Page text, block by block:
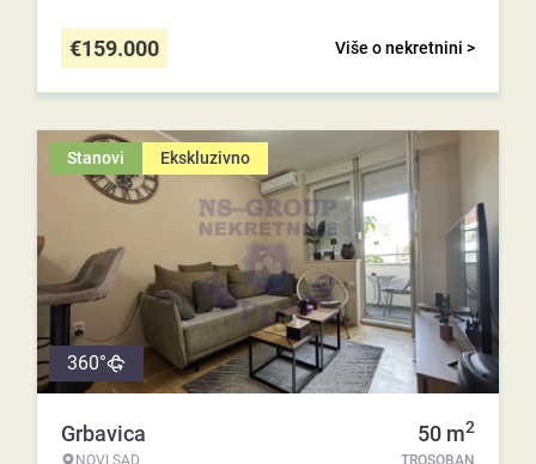
Više o nekretnini >
€159.000
Stanovi Ekskluzivno
360°
Grbavica
NOVI SAD
50 m2
TROSOBAN